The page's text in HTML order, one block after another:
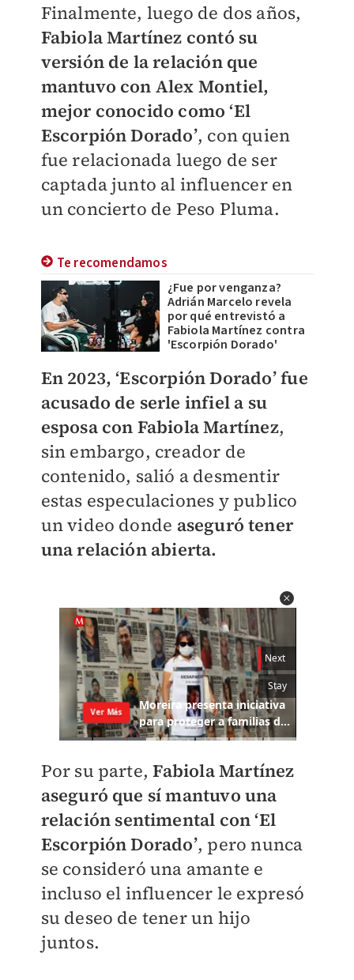
Finalmente, luego de dos años,
Fabiola Martínez contó su
versión de la relación que
mantuvo con Alex Montiel,
mejor conocido como ‘El
Escorpión Dorado’, con quien
fue relacionada luego de ser
captada junto al influencer en
un concierto de Peso Pluma.
Te recomendamos
¿Fue por venganza?
Adrián Marcelo revela
por qué entrevistó a
Fabiola Martínez contra
'Escorpión Dorado'
En 2023, ‘Escorpión Dorado’ fue
acusado de serle infiel a su
esposa con Fabiola Martínez,
sin embargo, creador de
contenido, salió a desmentir
estas especulaciones y publico
un video donde aseguró tener
una relación abierta.
Por su parte, Fabiola Martínez
aseguró que sí mantuvo una
relación sentimental con ‘El
Escorpión Dorado’, pero nunca
se consideró una amante e
incluso el influencer le expresó
su deseo de tener un hijo
juntos.